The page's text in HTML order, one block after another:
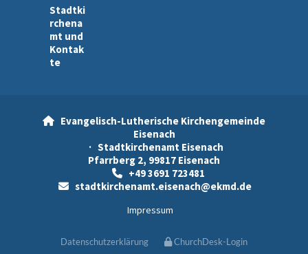
Stadtki
rchena
mt und
Kontak
te

Evangelisch-Lutherische Kirchengemeinde
Eisenach
· Stadtkirchenamt Eisenach
Pfarrberg 2, 99817 Eisenach
+49 3691 723481
 stadtkirchenamt.eisenach@ekmd.de
Impressum
Datenschutzerklärung ChurchDesk-Login